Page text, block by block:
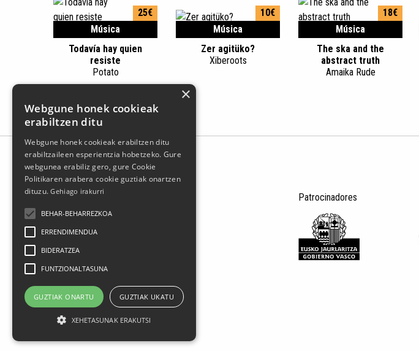
Música
25€
Todavía hay quien
resiste
Potato
Música
10€
Zer agitüko?
Xiberoots
Música
18€
The ska and the
abstract truth
Amaika Rude
Larrasoloeta, 3 48200 Durango
gerediaga@durangokoazoka.eus
Patrocinadores
×
Webgune honek cookieak
erabiltzen ditu
Webgune honek cookieak erabiltzen ditu
erabiltzaileen esperientzia hobetzeko. Gure
webgunea erabiliz gero, gure Cookie
Politikaren arabera cookie guztiak onartzen
dituzu.Gehiago irakurri
BEHAR-BEHARREZKOA
ERRENDIMENDUA
BIDERATZEA
FUNTZIONALTASUNA
GUZTIAK ONARTU GUZTIAK UKATU
XEHETASUNAK ERAKUTSI